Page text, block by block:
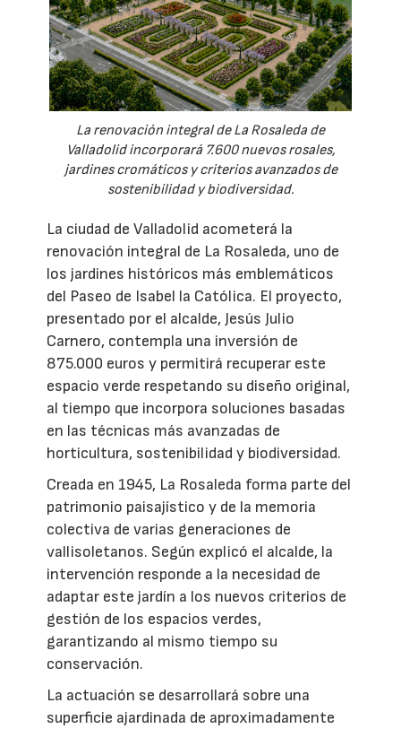
La renovación integral de La Rosaleda de
Valladolid incorporará 7.600 nuevos rosales,
jardines cromáticos y criterios avanzados de
sostenibilidad y biodiversidad.
La ciudad de Valladolid acometerá la
renovación integral de La Rosaleda, uno de
los jardines históricos más emblemáticos
del Paseo de Isabel la Católica. El proyecto,
presentado por el alcalde, Jesús Julio
Carnero, contempla una inversión de
875.000 euros y permitirá recuperar este
espacio verde respetando su diseño original,
al tiempo que incorpora soluciones basadas
en las técnicas más avanzadas de
horticultura, sostenibilidad y biodiversidad.
Creada en 1945, La Rosaleda forma parte del
patrimonio paisajístico y de la memoria
colectiva de varias generaciones de
vallisoletanos. Según explicó el alcalde, la
intervención responde a la necesidad de
adaptar este jardín a los nuevos criterios de
gestión de los espacios verdes,
garantizando al mismo tiempo su
conservación.
La actuación se desarrollará sobre una
superficie ajardinada de aproximadamente